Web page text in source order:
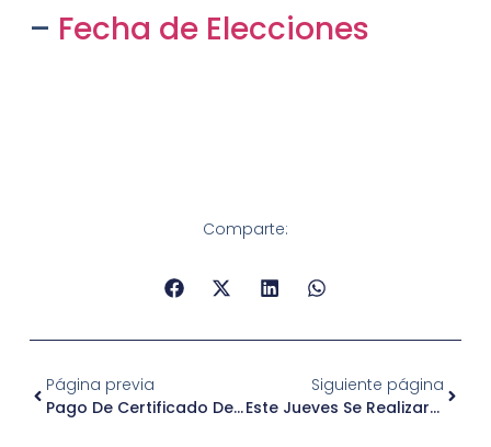
– Fecha de Elecciones
Comparte:
Página previa
Pago De Certificado De Obras
Siguiente página
Este Jueves Se Realizará El Seminario Oferta Programática Sercotec 2020